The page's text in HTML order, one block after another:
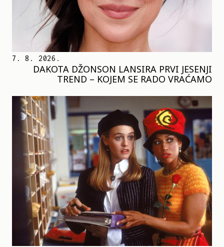
7. 8. 2026.
DAKOTA DŽONSON LANSIRA PRVI JESENJI
TREND – KOJEM SE RADO VRAĆAMO